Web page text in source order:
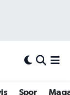
Spor